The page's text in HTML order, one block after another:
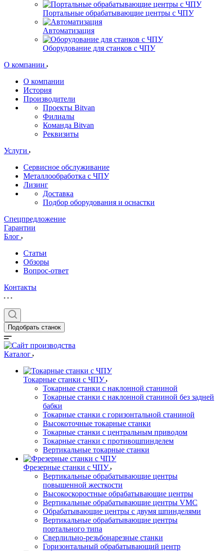
Портальные обрабатывающие центры с ЧПУ
Автоматизация
Оборудование для станков с ЧПУ
О компании
О компании
История
Производители
Проекты Bitvan
Филиалы
Команда Bitvan
Реквизиты
Услуги
Сервисное обслуживание
Металлообработка с ЧПУ
Лизинг
Доставка
Подбор оборудования и оснастки
Спецпредложение
Гарантии
Блог
Статьи
Обзоры
Вопрос-ответ
Контакты
Подобрать станок
Каталог
Токарные станки с ЧПУ
Токарные станки с наклонной станиной
Токарные станки с наклонной станиной без задней
бабки
Токарные станки с горизонтальной станиной
Высокоточные токарные станки
Токарные станки с центральным приводом
Токарные станки с противошпинделем
Вертикальные токарные станки
Фрезерные станки с ЧПУ
Вертикальные обрабатывающие центры
повышенной жесткости
Высокоскоростные обрабатывающие центры
Вертикальные обрабатывающие центры VMC
Обрабатывающие центры с двумя шпинделями
Вертикальные обрабатывающие центры
портального типа
Сверлильно-резьбонарезные станки
Горизонтальный обрабатывающий центр